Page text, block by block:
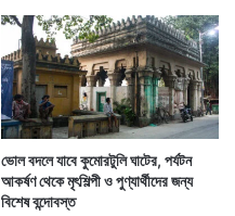
ভোল বদলে যাবে কুমোরটুলি ঘাটের, পর্যটন
আকর্ষণ থেকে মৃৎশিল্পী ও পুণ্যার্থীদের জন্য
বিশেষ বন্দোবস্ত